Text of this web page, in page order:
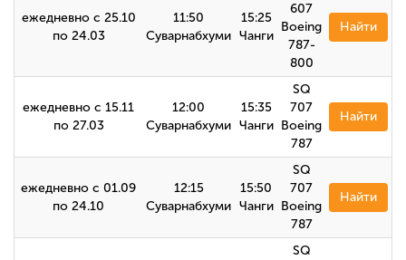
ежедневно с 25.10
по 24.03
11:50
Суварнабхуми
15:25
Чанги
607
Boeing
787-
800
Найти
ежедневно с 15.11
по 27.03
12:00
Суварнабхуми
15:35
Чанги
SQ
707
Boeing
787
Найти
ежедневно с 01.09
по 24.10
12:15
Суварнабхуми
15:50
Чанги
SQ
707
Boeing
787
Найти
SQ